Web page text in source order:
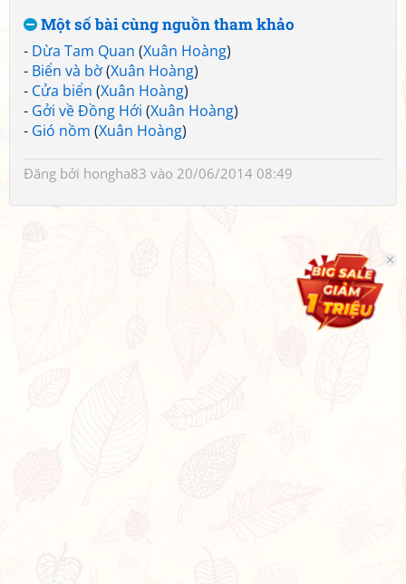
Một số bài cùng nguồn tham khảo
- Dừa Tam Quan (Xuân Hoàng)
- Biển và bờ(Xuân Hoàng)
- Cửa biển (Xuân Hoàng)
- Gởi về Đồng Hới (Xuân Hoàng)
- Gió nồm (Xuân Hoàng)
Đăng bởi hongha83 vào 20/06/2014 08:49